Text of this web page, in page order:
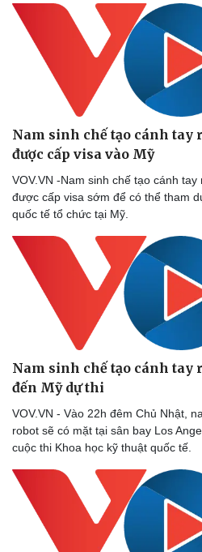
Nam sinh chế tạo cánh tay
được cấp visa vào Mỹ
VOV.VN -Nam sinh chế tạo cánh
được cấp visa sớm để có thể tham
quốc tế tổ chức tại Mỹ.
Nam sinh chế tạo cánh tay
đến Mỹ dự thi
VOV.VN - Vào 22h đêm Chủ Nhật,
robot sẽ có mặt tại sân bay Los
cuộc thi Khoa học kỹ thuật quốc tế.